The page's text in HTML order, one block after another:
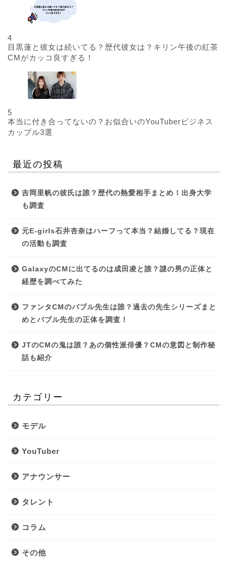
4
目黒蓮と彼女は続いてる？歴代彼女は？キリン午後の紅茶
CMがカッコ良すぎる！
5
本当に付き合ってないの？お似合いのYouTuberビジネス
カップル3選
最近の投稿
吉岡里帆の彼氏は誰？歴代の熱愛相手まとめ！出身大学
も調査
元E-girls石井杏奈はハーフって本当？結婚してる？現在
の活動も調査
GalaxyのCMに出てるのは成田凌と誰？謎の男の正体と
経歴を調べてみた
ファンタCMのバブル先生は誰？過去の先生シリーズまと
めとバブル先生の正体を調査！
JTのCMの鬼は誰？あの個性派俳優？CMの意図と制作秘
話も紹介
カテゴリー
モデル
YouTuber
アナウンサー
タレント
コラム
その他